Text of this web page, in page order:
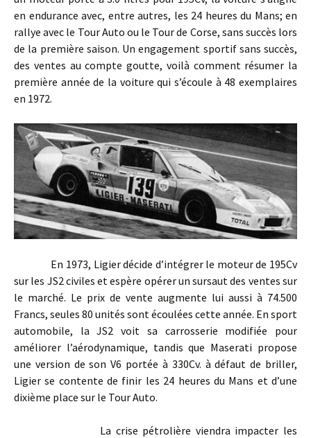
en endurance avec, entre autres, les 24 heures du Mans; en
rallye avec le Tour Auto ou le Tour de Corse, sans succès lors
de la première saison. Un engagement sportif sans succès,
des ventes au compte goutte, voilà comment résumer la
première année de la voiture qui s’écoule à 48 exemplaires
en 1972.
En 1973, Ligier décide d’intégrer le moteur de 195Cv
sur les JS2 civiles et espère opérer un sursaut des ventes sur
le marché. Le prix de vente augmente lui aussi à 74.500
Francs, seules 80 unités sont écoulées cette année. En sport
automobile, la JS2 voit sa carrosserie modifiée pour
améliorer l’aérodynamique, tandis que Maserati propose
une version de son V6 portée à 330Cv. à défaut de briller,
Ligier se contente de finir les 24 heures du Mans et d’une
dixième place sur le Tour Auto.
La crise pétrolière viendra impacter les